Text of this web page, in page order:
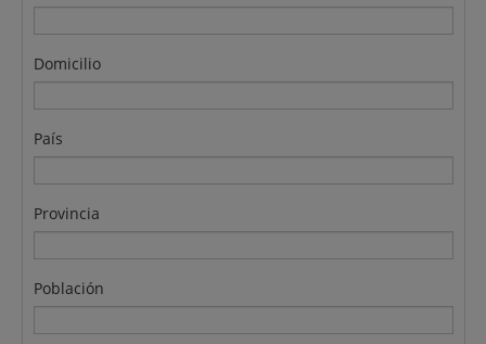
Domicilio
País
Provincia
Población